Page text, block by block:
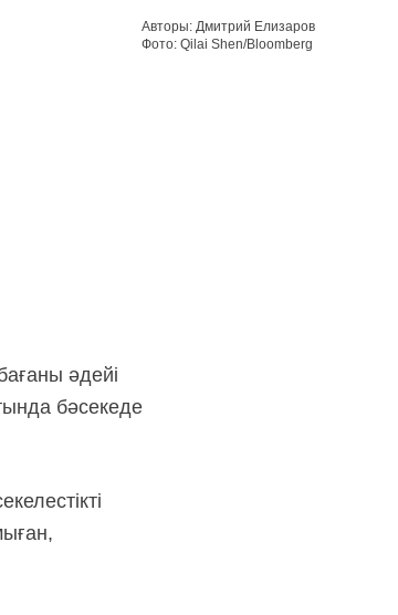
Авторы: Дмитрий Елизаров
Фото: Qilai Shen/Bloomberg
әдейі
бәсекеде